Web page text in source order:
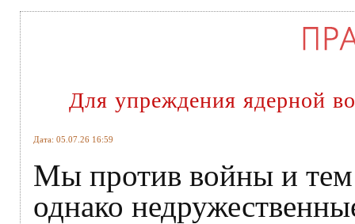
Для упреждения ядерной
Дата: 05.07.26 16:59
Мы против войны и тем
однако